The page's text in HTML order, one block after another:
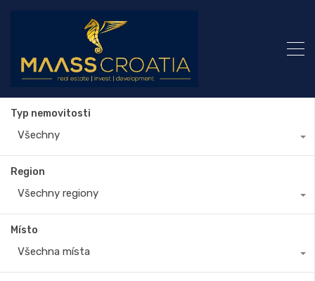
Typ nemovitosti
Všechny
Region
Všechny regiony
Místo
Všechna místa